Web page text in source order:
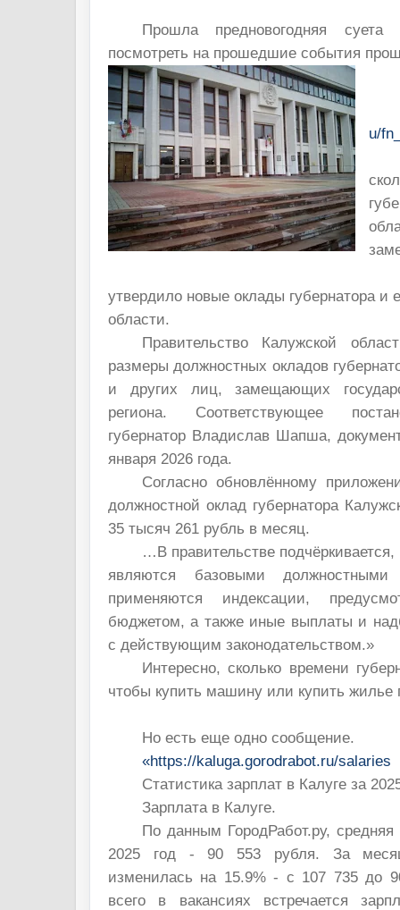
Прошла предновогодняя
посмотреть на прошедшие события
u/
утвердило новые оклады губернатора и
области.
Правительство Калужской
размеры должностных окладов
и других лиц, замещающих
региона. Соответствующее
губернатор Владислав Шапша,
января 2026 года.
Согласно обновлённому
должностной оклад губернатора
35 тысяч 261 рубль в месяц.
…В правительстве
являются базовыми
применяются индексации,
бюджетом, а также иные выплаты и
с действующим законодательством.»
Интересно, сколько времени
чтобы купить машину или купить жилье
Но есть еще одно сообщение.
«https://kaluga.gorodrabot.ru/salaries
Статистика зарплат в Калуге за
Зарплата в Калуге.
По данным ГородРабот.ру, средняя
2025 год - 90 553 рубля. За месяц
изменилась на 15.9% - с 107 735 до
всего в вакансиях встречается